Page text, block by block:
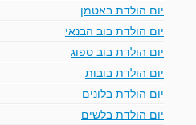
יום הולדת באטמן
יום הולדת בוב הבנאי
יום הולדת בוב ספוג
יום הולדת בובות
יום הולדת בלונים
יום הולדת בלשים